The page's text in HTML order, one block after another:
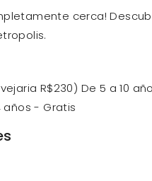
cerca!
R$230) De 5 a 10
años - Gratis